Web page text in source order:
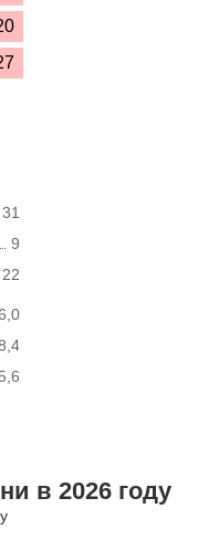
31
9
22
в 2026 году